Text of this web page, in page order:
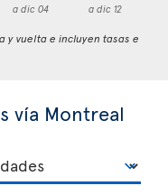
a dic 04
a dic 12
y vuelta e incluyen tasas e
vía Montreal